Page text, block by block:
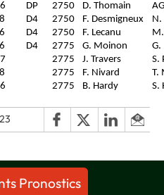
DP 2750 D. Thomain
D4 2750 F. Desmigneux
N.
D4 2750 F. Lecanu
D4 2775 G. Moinon
2775 J. Travers
S.
2775 F. Nivard
T.
2775 B. Hardy S.
Pronostics